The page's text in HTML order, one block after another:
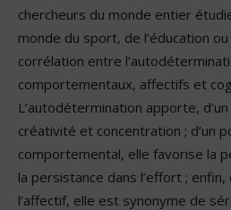
chercheurs du monde entier
monde du sport, de l’éducation
corrélation entre
comportementaux, affectifs et
L’autodétermination apporte,
créativité et concentration ; d’un
comportemental, elle favorise la
la persistance dans l’effort ;
l’affectif, elle est synonyme de